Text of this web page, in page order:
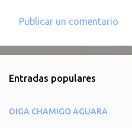
e
t
Publicar un comentario
Entradas populares
OIGA CHAMIGO AGUARA